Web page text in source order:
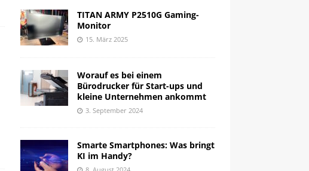
TITAN ARMY P2510G Gaming-
Monitor
15. März 2025
Worauf es bei einem
Bürodrucker für Start-ups und
kleine Unternehmen ankommt
3. September 2024
Smarte Smartphones: Was bringt
KI im Handy?